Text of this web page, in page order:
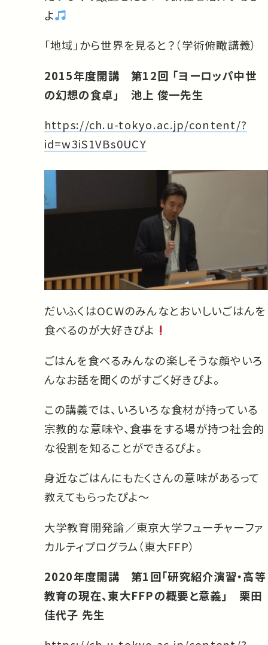
よ
「地域」から世界を見ると？（学術俯瞰講義）
2015年度開講
第12回 「ヨーロッパ中世
の幻想の食卓」
池上 俊一先生
https://ch.u-tokyo.ac.jp/content/?
id=w3iS1VBs0UCY
だいふくはOCWのみんなとおいしいごはんを
食べるのが大好きぴよ
ごはんを食べるみんなの楽しそうな顔やいろ
んなお話を聞くのがすごく好きぴよ。
この講義では、いろいろな食材が持っている
宗教的な意味や、食事をする場が持つ社会的
な役割を知ることができるぴよ。
身近なごはんにもたくさんの意味があるって
教えてもらったぴよ～
大学教育開発論／東京大学フューチャーファ
カルティプログラム（東大FFP）
2020年度開講 第1回「研究紹介演習・高等
教育の現在、東大FFPの概要と意義」 栗田
佳代子 先生